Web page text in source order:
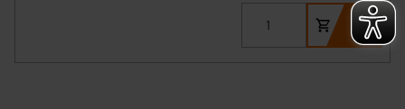
Überwachungsprogrammen verarbeiten, ohne dass
hiergegen Klagemöglichkeiten für Europäer bestehen.